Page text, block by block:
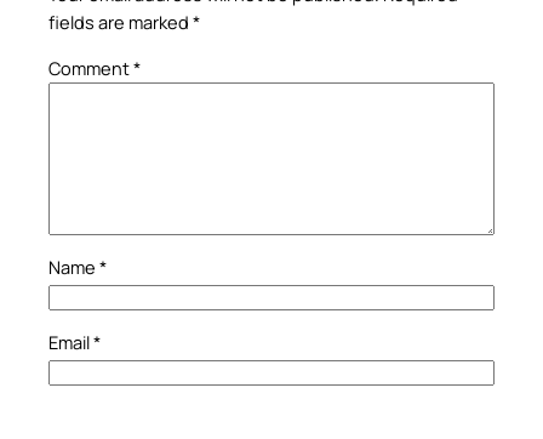
fields are marked *
Comment*
Name *
Email*